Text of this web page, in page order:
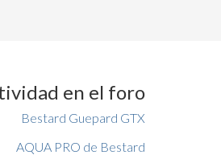
en el foro
Bestard Guepard GTX
AQUA PRO de Bestard